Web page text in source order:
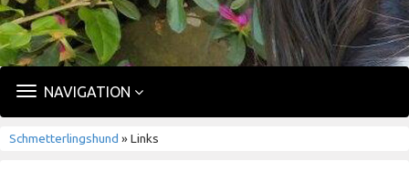
TOGGLE
NAVIGATION
Schmetterlingshund » Links